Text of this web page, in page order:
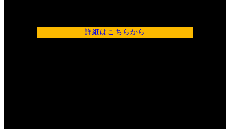
詳細はこちらから